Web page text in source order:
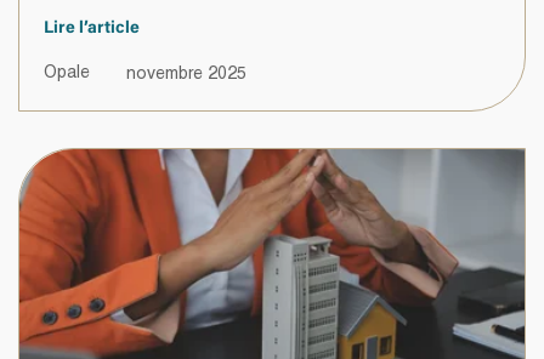
Lire l’article
Opale novembre 2025